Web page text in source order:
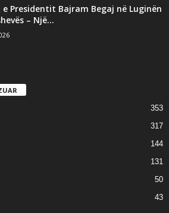
Presidentit Bajram Begaj në Luginën
– Një...
353
317
144
131
50
43